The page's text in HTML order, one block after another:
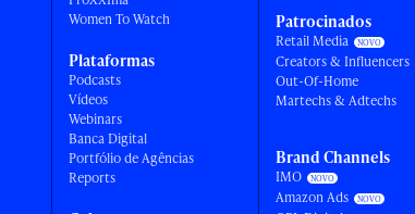
Women To Watch
Plataformas
Podcasts
Vídeos
Webinars
Banca Digital
Portfólio de Agências
Reports
Patrocinados
Retail Media
Creators & Influencers
Out-Of-Home
Martechs & Adtechs
Brand Channels
IMO
Amazon Ads